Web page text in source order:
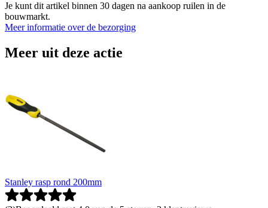
Je kunt dit artikel binnen 30 dagen na aankoop ruilen in de
bouwmarkt.
Meer informatie over de bezorging
Meer uit deze actie
Stanley rasp rond 200mm